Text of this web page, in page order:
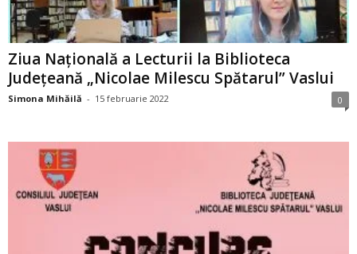
Ziua Naţională a Lecturii la Biblioteca
Județeană „Nicolae Milescu Spătarul” Vaslui
Simona Mihăilă - 15 februarie 2022 0